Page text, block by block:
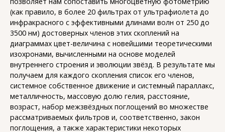
(как правило, в более 20 фильтрах от ультрафиолета до
инфракрасного с эффективными длинами волн от 250 до
3500 нм) достоверных членов этих скоплений на
диаграммах цвет-величина с новейшими теоретическими
изохронами, вычисленными на основе моделей
внутреннего строения и эволюции звёзд. В результате мы
получаем для каждого скопления список его членов,
системное собственное движение и системный параллакс,
металличность, массовую долю гелия, расстояние,
возраст, набор межзвёздных поглощений во множестве
рассматриваемых фильтров и, соответственно, закон
поглощения, а также характеристики некоторых